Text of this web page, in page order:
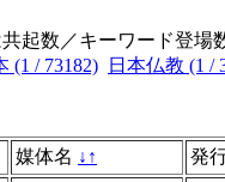
起数／キーワード登
(1 / 73182) 日本仏教 (1 /
媒体名 ↓ ↑ 発